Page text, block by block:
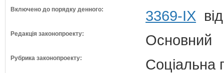
Включено до порядку денного: 3369-ІХ
Редакція законопроекту: Основний
Рубрика законопроекту: Соціальна